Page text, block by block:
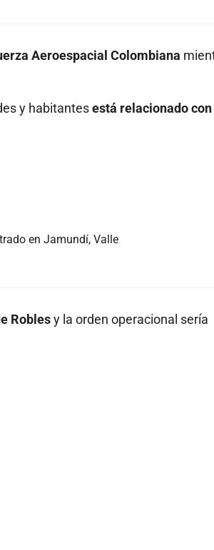
Aeroespacial Colombiana
y habitantesestá relacionado con
en Jamundí, Valle
Roblesy la orden operacional sería